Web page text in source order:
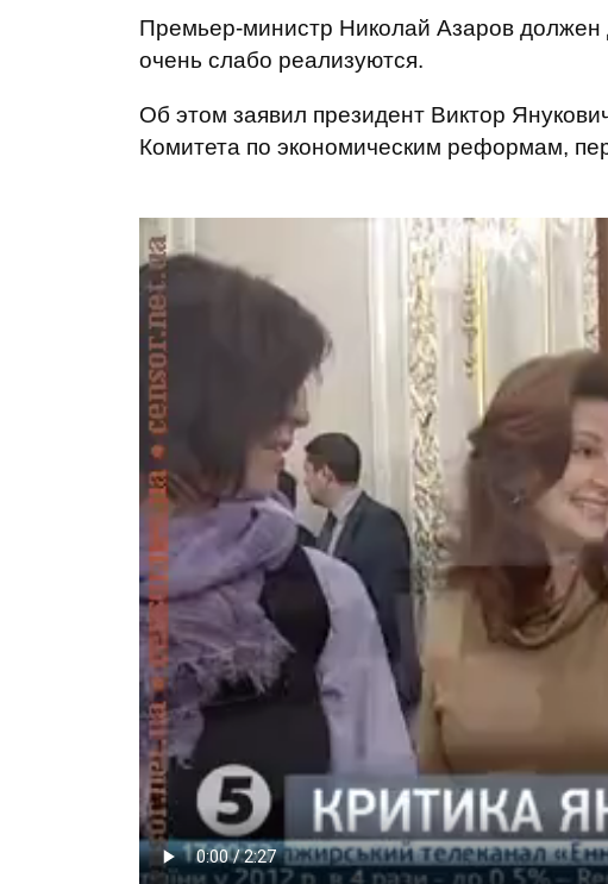
Премьер-министр Николай Азаров
очень слабо реализуются.
Об этом заявил президент Виктор
Комитета по экономическим реформам,